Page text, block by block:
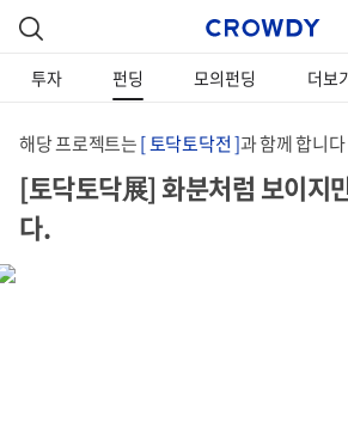
투자 펀딩 모의펀딩 더보
해당 프로젝트는[ 토닥토닥전 ]과 함께 합니다
[토닥토닥展] 화분처럼 보이지
다.